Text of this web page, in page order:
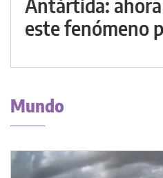
Antártida: ahora
este fenómeno
Mundo